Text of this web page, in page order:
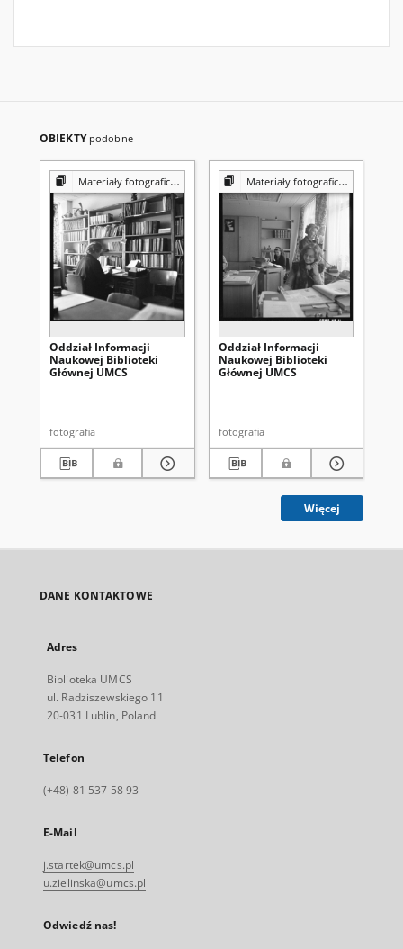
OBIEKTY podobne
Materiały fotograficzne z Pracowni Reprografii Biblioteki UMCS
Oddział Informacji
Naukowej Biblioteki
Głównej UMCS
fotografia
Materiały fotograficzne z Pracowni Reprografii Biblioteki UMCS
Oddział Informacji
Naukowej Biblioteki
Głównej UMCS
fotografia
Więcej
DANE KONTAKTOWE
Adres
Biblioteka UMCS
ul. Radziszewskiego 11
20-031 Lublin, Poland
Telefon
(+48) 81 537 58 93
E-Mail
j.startek@umcs.pl
u.zielinska@umcs.pl
Odwiedź nas!